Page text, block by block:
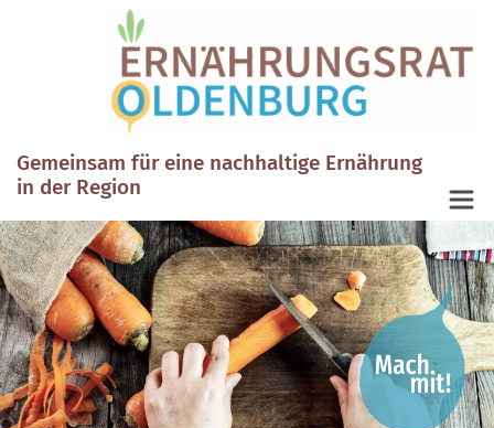
Gemeinsam für eine nachhaltige Ernährung
in der Region